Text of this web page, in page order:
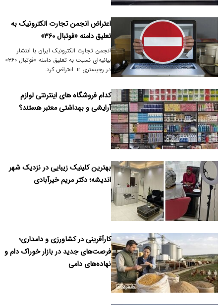
اعتراض انجمن تجارت الکترونیک به
تعلیق دامنه «فوتبال ۳۶۰»
انجمن تجارت الکترونیک ایران با انتشار
بیانیه‌ای نسبت به تعلیق دامنه «فوتبال ۳۶۰»
در رجیستری ‎.ir اعتراض کرد.
کدام فروشگاه های اینترنتی لوازم
آرایشی و بهداشتی معتبر هستند؟
بهترین کلینیک زیبایی در نزدیک شهر
اندیشه؛ دکتر مریم خیرآبادی
کارآفرینی در کشاورزی و دامداری؛
فرصت‌های جدید در بازار خوراک دام و
نهاده‌های دامی